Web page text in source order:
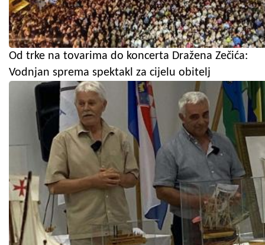
Od trke na tovarima do koncerta Dražena Zečića:
Vodnjan sprema spektakl za cijelu obitelj